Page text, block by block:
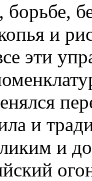
и
эти
и
и